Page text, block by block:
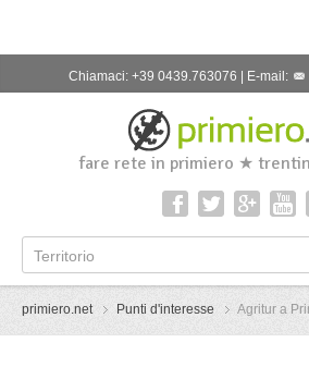
Chiamaci: +39 0439.763076 | E-mail:
fare rete in primiero ★
Territorio
primiero.net Punti d'interesse Agritur a